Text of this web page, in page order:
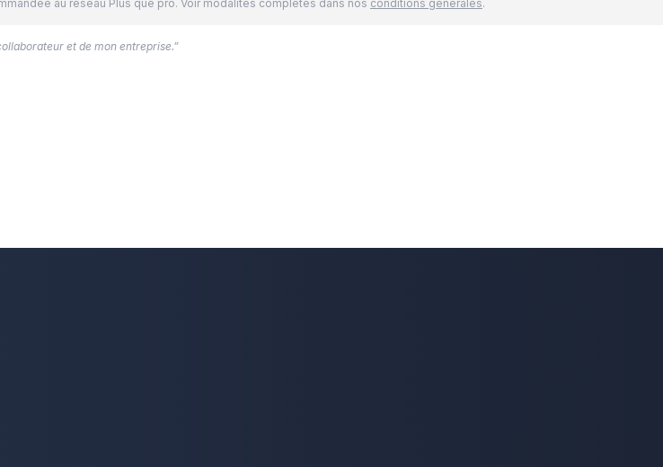
au réseau Plus que pro. Voir modalités complètes dans nos conditions générales.
et de mon entreprise.”